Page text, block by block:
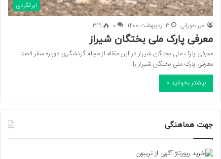
ایرانگردی
امیر طورانی 3 اردیبهشت 1400 0
319
معرفی پارک ملی بختگان شیراز
معرفی پارک ملی بختگان شیراز در این مقاله از مجله گردشگری دوباره سفر قصد
معرفی پارک ملی بختگان شیراز را…
بیشتر بخوانید »
جهت هماهنگی